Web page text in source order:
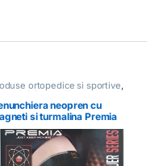
ortopedice si sportive,
Ortopedice
neopren cu
si turmalina Premia